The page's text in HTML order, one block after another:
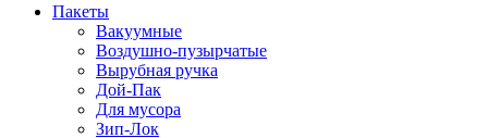
Пакеты
Вакуумные
Воздушно-пузырчатые
Вырубная ручка
Дой-Пак
Для мусора
Зип-Лок